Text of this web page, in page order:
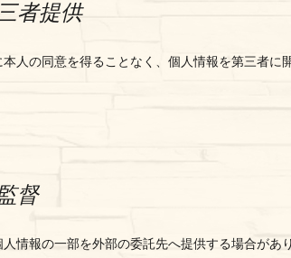
者提供
人の同意を得ることなく、個人情報を第三者に
督
情報の一部を外部の委託先へ提供する場合があ